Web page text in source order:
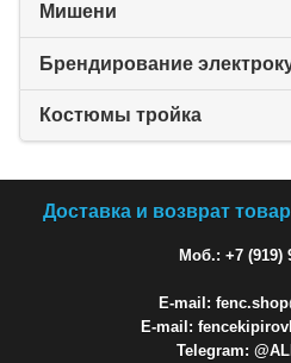
Мишени
Брендирование
Костюмы тройка
Доставка и возврат
Моб.: +7 (919)
E-mail:
E-mail:
Telegram: